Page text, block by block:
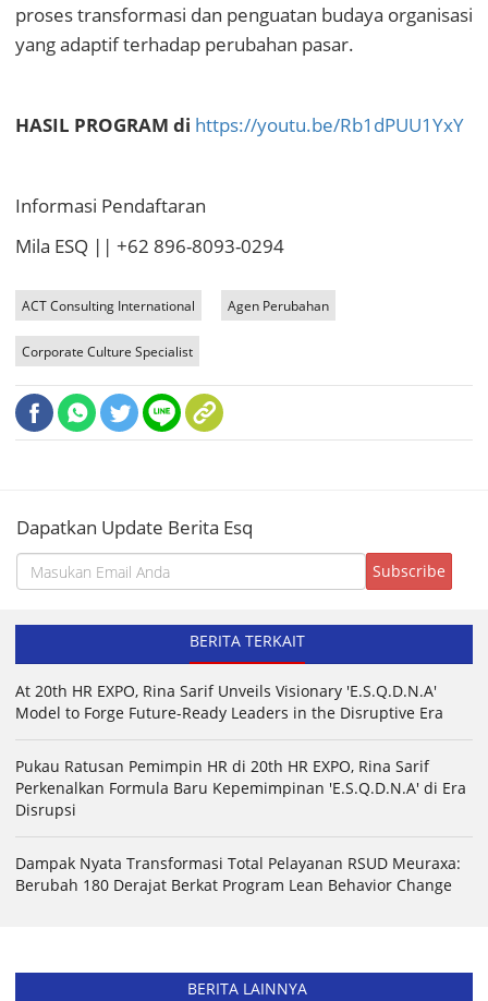
proses transformasi dan penguatan budaya organisasi
yang adaptif terhadap perubahan pasar.
HASIL PROGRAM di https://youtu.be/Rb1dPUU1YxY
Informasi Pendaftaran
Mila ESQ || +62 896-8093-0294
ACT Consulting International Agen Perubahan
Corporate Culture Specialist
Dapatkan Update Berita Esq
BERITA TERKAIT
At 20th HR EXPO, Rina Sarif Unveils Visionary 'E.S.Q.D.N.A'
Model to Forge Future-Ready Leaders in the Disruptive Era
Pukau Ratusan Pemimpin HR di 20th HR EXPO, Rina Sarif
Perkenalkan Formula Baru Kepemimpinan 'E.S.Q.D.N.A' di Era
Disrupsi
Dampak Nyata Transformasi Total Pelayanan RSUD Meuraxa:
Berubah 180 Derajat Berkat Program Lean Behavior Change
BERITA LAINNYA